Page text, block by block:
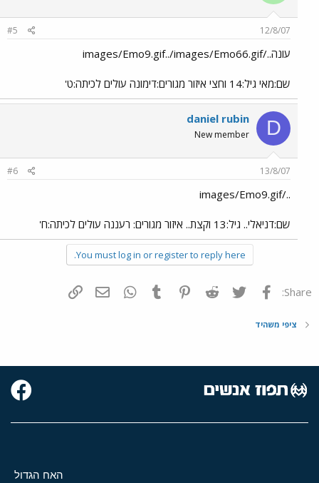
12/8/07
#5
עונה../images/Emo9.gif../images/Emo66.gif
שם:מאי גיל:14 וחצי איזור מגורים:דימונה עולים לכיתה:ט'
D
daniel rubin
New member
13/8/07
#6
../images/Emo9.gif
שם:דניאלי.. גיל:13 וקצת.. איזור מגורים: רעננה עולים לכיתה:ח'
You must log in or register to reply here.
Share: פייסבוק Twitter
Reddit
Pinterest
Tumblr
WhatsAppדואר אלקטרוני
ציפי משהיד
האח הגדול